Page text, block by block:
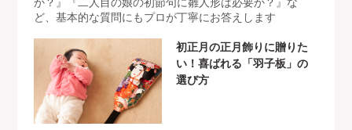
ど、基本的な質問にもプロが丁寧にお答えします
初正月の正月飾りに贈りた
い！喜ばれる「羽子板」の
選び方